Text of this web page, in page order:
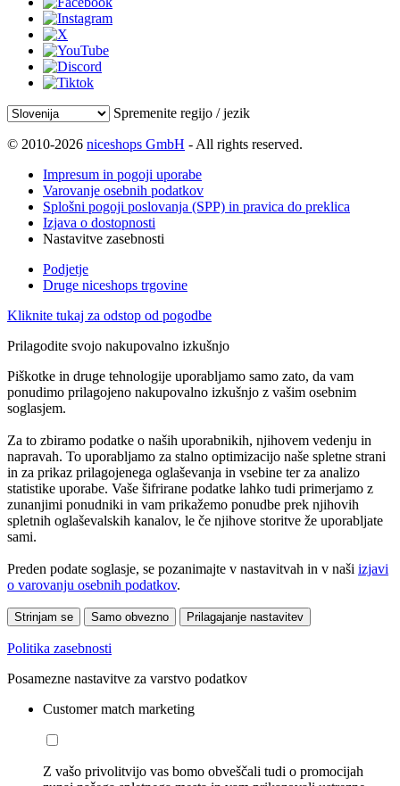
Spremenite regijo / jezik
© 2010-2026 niceshops GmbH - All rights reserved.
Impresum in pogoji uporabe
Varovanje osebnih podatkov
Splošni pogoji poslovanja (SPP) in pravica do preklica
Izjava o dostopnosti
Nastavitve zasebnosti
Podjetje
Druge niceshops trgovine
Kliknite tukaj za odstop od pogodbe
Prilagodite svojo nakupovalno izkušnjo
Piškotke in druge tehnologije uporabljamo samo zato, da vam
ponudimo prilagojeno nakupovalno izkušnjo z vašim osebnim
soglasjem.
Za to zbiramo podatke o naših uporabnikih, njihovem vedenju in
napravah. To uporabljamo za stalno optimizacijo naše spletne strani
in za prikaz prilagojenega oglaševanja in vsebine ter za analizo
statistike uporabe. Vaše šifrirane podatke lahko tudi primerjamo z
zunanjimi ponudniki in vam prikažemo ponudbe prek njihovih
spletnih oglaševalskih kanalov, le če njihove storitve že uporabljate
sami.
Preden podate soglasje, se pozanimajte v nastavitvah in v naši izjavi
o varovanju osebnih podatkov.
Strinjam se Samo obvezno Prilagajanje nastavitev
Politika zasebnosti
Posamezne nastavitve za varstvo podatkov
Customer match marketing
Z vašo privolitvijo vas bomo obveščali tudi o promocijah